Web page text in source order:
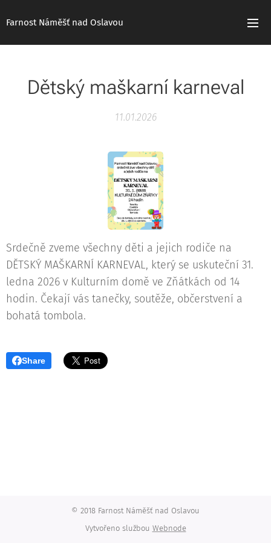
Farnost Náměšť nad Oslavou
Dětský maškarní karneval
11.01.2026
Srdečně zveme všechny děti a jejich rodiče na
DĚTSKÝ MAŠKARNÍ KARNEVAL, který se uskuteční 31.
ledna 2026 v Kulturním domě ve Zňátkách od 14
hodin. Čekají vás tanečky, soutěže, občerstvení a
bohatá tombola.
Share
© 2018 Farnost Náměšť nad Oslavou
Vytvořeno službou Webnode